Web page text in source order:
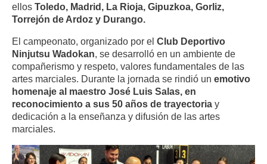
ellos Toledo, Madrid, La Rioja, Gipuzkoa, Gorliz,
Torrejón de Ardoz y Durango.
El campeonato, organizado por el Club Deportivo
Ninjutsu Wadokan, se desarrolló en un ambiente de
compañerismo y respeto, valores fundamentales de las
artes marciales. Durante la jornada se rindió un emotivo
homenaje al maestro José Luis Salas, en
reconocimiento a sus 50 años de trayectoria y
dedicación a la enseñanza y difusión de las artes
marciales.